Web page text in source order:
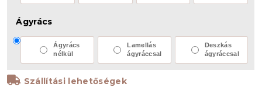
Ágyrács
Ágyrács
nélkül
Lamellás
ágyráccsal
Deszkás
ágyráccsal
Szállítási lehetőségek